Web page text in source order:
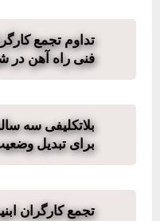
تداوم تجمع
فنی راه آهن در
بلاتکلیفی سه
برای تبدیل
تجمع کارگران